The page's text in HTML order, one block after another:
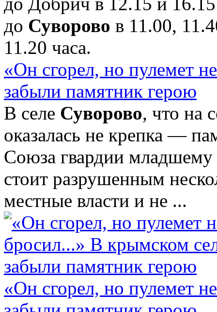
до Суворово в 11.00,
11.20 часа.
«Он сгорел, но пулемет
забыли памятник герою
В селе Суворово, что на
оказалась не крепка —
Союза гвардии
стоит разрушенным
местные власти и не ...
«Он сгорел, но пулемет